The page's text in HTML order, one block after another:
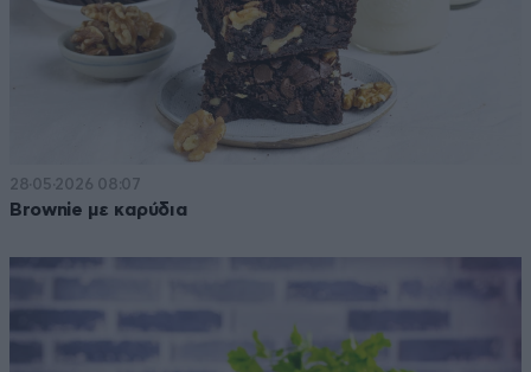
28·05·2026 08:07
Brownie με καρύδια